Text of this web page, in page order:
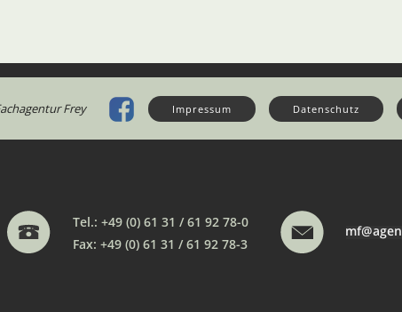
Frey Impressum Datenschutz
Tel.: +49 (0) 61 31 / 61 92 78-0
Fax: +49 (0) 61 31 / 61 92 78-3